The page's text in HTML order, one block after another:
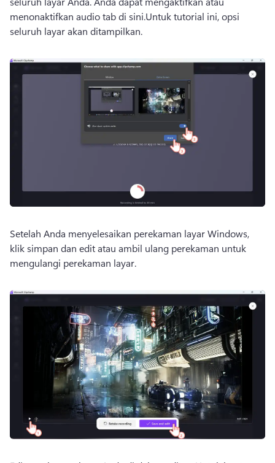
menonaktifkan audio tab di sini.Untuk tutorial ini, opsi
seluruh layar akan ditampilkan.
Setelah Anda menyelesaikan perekaman layar Windows,
klik simpan dan edit atau ambil ulang perekaman untuk
mengulangi perekaman layar.